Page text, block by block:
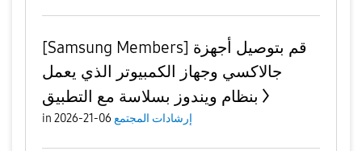
[Samsung Members] قم بتوصيل أجهزة
جالاكسي وجهاز الكمبيوتر الذي يعمل
بنظام ويندوز بسلاسة مع التطبيق
in إرشادات المجتمع 06-21-2026